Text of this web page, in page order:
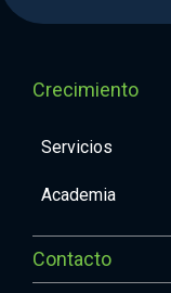
Crecimiento
Servicios
Academia
Contacto